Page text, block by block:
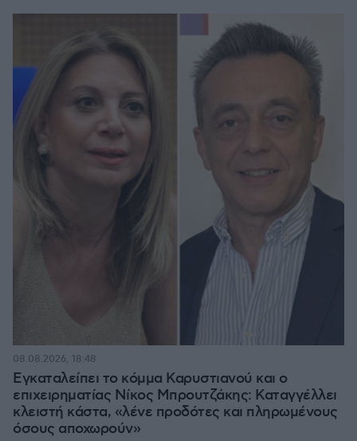
Εγκαταλείπει το κόμμα Καρυστιανού και ο
επιχειρηματίας Νίκος Μπρουτζάκης: Καταγγέλλει
κλειστή κάστα, «λένε προδότες και πληρωμένους
όσους αποχωρούν»
08.08.2026, 18:48